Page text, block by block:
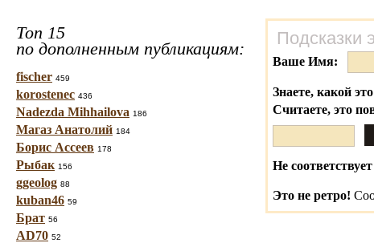
Топ 15
по дополненным публикациям:
fischer 459
korostenec 436
Nadezda Mihhailova 186
Магаз Анатолий 184
Борис Ассеев 178
Рыбак 156
ggeolog 88
kuban46 59
Брат 56
AD70 52
Подсказки
Ваше Имя:
Знаете, какой
Считаете, это
Не
Это не ретро!